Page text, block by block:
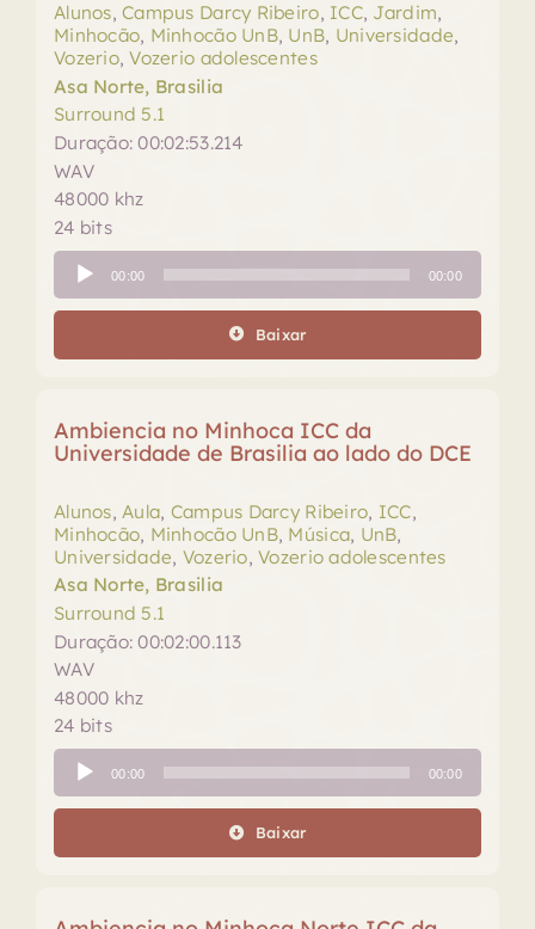
Alunos,Campus Darcy Ribeiro, ICC, Jardim,
Minhocão, Minhocão UnB, UnB, Universidade,
Vozerio,Vozerio adolescentes
Asa Norte, Brasilia
Surround 5.1
Duração: 00:02:53.214
WAV
48000 khz
24 bits
Tocador
de
áudio
00:00 00:00
Baixar
Ambiencia no Minhoca ICC da
Universidade de Brasilia ao lado do DCE
Alunos, Aula, Campus Darcy Ribeiro, ICC,
Minhocão, Minhocão UnB, Música, UnB,
Universidade, Vozerio,Vozerio adolescentes
Asa Norte, Brasilia
Surround 5.1
Duração: 00:02:00.113
WAV
48000 khz
24 bits
Tocador
de
áudio
00:00 00:00
Baixar